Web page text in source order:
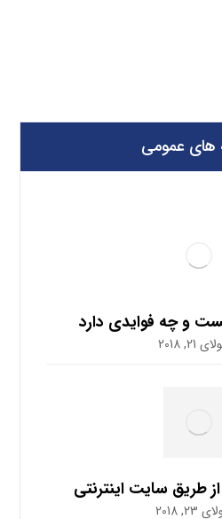
های عمومی
و چه فوایدی دارد
21, 2018
طریق سایت اینترنتی
2018